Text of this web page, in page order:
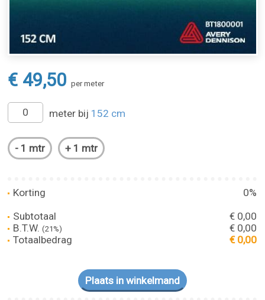
€ 49,50 per meter
meter bij 152 cm
Korting
0%
Subtotaal
€ 0,00
B.T.W.(21%)
€ 0,00
Totaalbedrag
€ 0,00